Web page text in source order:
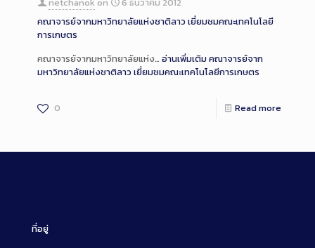
netchanok on
6 ธันวาคม 2012
คณาจารย์จากมหาวิทยาลัยแห่งชาติลาว เยี่ยมชมคณะเทคโนโลยี
การเกษตร
คณาจารย์จากมหาวิทยาลัยแห่ง… อ่านเพิ่มเติมคณาจารย์จาก
มหาวิทยาลัยแห่งชาติลาว เยี่ยมชมคณะเทคโนโลยีการเกษตร
0 Read more
ที่อยู่